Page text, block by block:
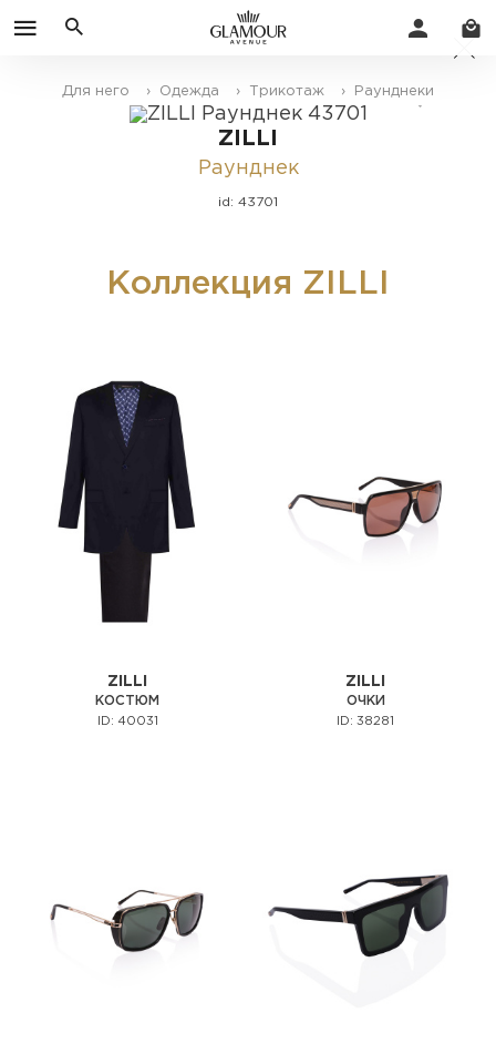
Для него › Одежда › Трикотаж › Раунднеки
ZILLI
Раунднек
id: 43701
Коллекция ZILLI
ZILLI
КОСТЮМ
ID: 40031
ZILLI
ОЧКИ
ID: 38281